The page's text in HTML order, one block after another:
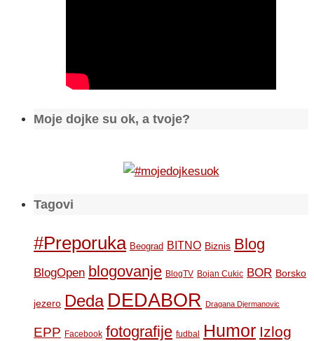
Moje dojke su ok, a tvoje?
Tagovi
#Preporuka Beograd BITNO Biznis Blog
BlogOpen blogovanje BlogTV Bojan Cukic BOR Borsko
jezero Deda DEDABOR Dragana Djermanovic
EPP Facebook fotografije fudbal Humor Izlog